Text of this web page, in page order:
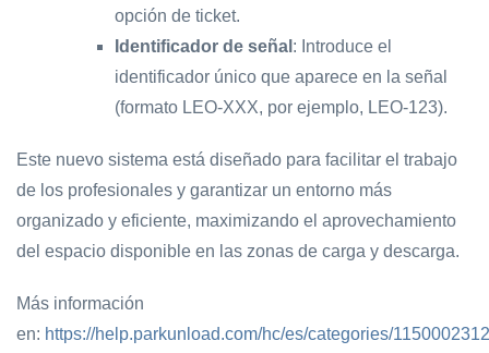
opción de ticket.
Identificador de señal : Introduce el
identificador único que aparece en la señal
(formato LEO-XXX, por ejemplo, LEO-123).
Este nuevo sistema está diseñado para facilitar el trabajo
de los profesionales y garantizar un entorno más
organizado y eficiente, maximizando el aprovechamiento
del espacio disponible en las zonas de carga y descarga.
Más información
en: https://help.parkunload.com/hc/es/categories/